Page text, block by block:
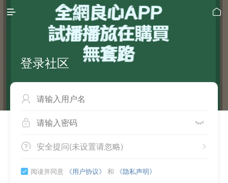
 
登录社区

 
 
安全提问(未设置请忽略)
 阅读并同意 《用户协议》 和 《隐私声明》